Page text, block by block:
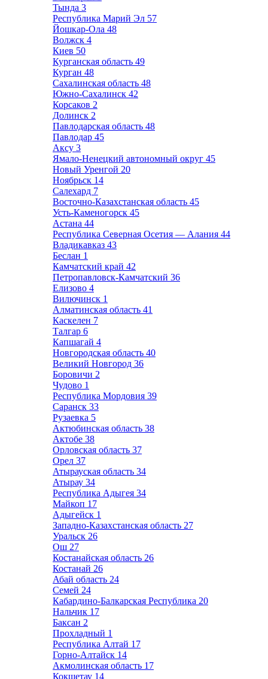
Тында 3
Республика Марий Эл 57
Йошкар-Ола 48
Волжск 4
Киев 50
Курганская область 49
Курган 48
Сахалинская область 48
Южно-Сахалинск 42
Корсаков 2
Долинск 2
Павлодарская область 48
Павлодар 45
Аксу 3
Ямало-Ненецкий автономный округ 45
Новый Уренгой 20
Ноябрьск 14
Салехард 7
Восточно-Казахстанская область 45
Усть-Каменогорск 45
Астана 44
Республика Северная Осетия — Алания 44
Владикавказ 43
Беслан 1
Камчатский край 42
Петропавловск-Камчатский 36
Елизово 4
Вилючинск 1
Алматинская область 41
Каскелен 7
Талгар 6
Капшагай 4
Новгородская область 40
Великий Новгород 36
Боровичи 2
Чудово 1
Республика Мордовия 39
Саранск 33
Рузаевка 5
Актюбинская область 38
Актобе 38
Орловская область 37
Орел 37
Атырауская область 34
Атырау 34
Республика Адыгея 34
Майкоп 17
Адыгейск 1
Западно-Казахстанская область 27
Уральск 26
Ош 27
Костанайская область 26
Костанай 26
Абай область 24
Семей 24
Кабардино-Балкарская Республика 20
Нальчик 17
Баксан 2
Прохладный 1
Республика Алтай 17
Горно-Алтайск 14
Акмолинская область 17
Кокшетау 14